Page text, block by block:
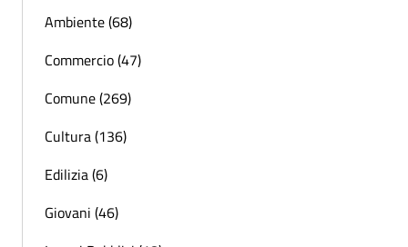
Ambiente (68)
Commercio (47)
Comune (269)
Cultura (136)
Edilizia (6)
Giovani (46)